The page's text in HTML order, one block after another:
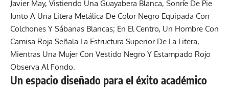
Un espacio diseñado para el éxito académico